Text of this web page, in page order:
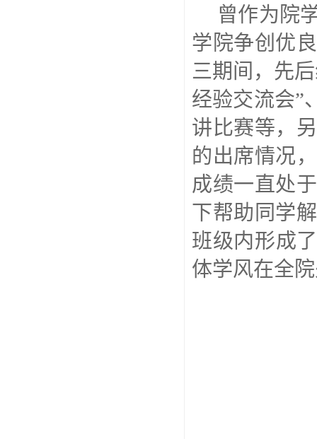
曾作为院
学院争创优
三期间，先
经验交流会”
讲比赛等，
的出席情况
成绩一直处
下帮助同学
班级内形成
体学风在全